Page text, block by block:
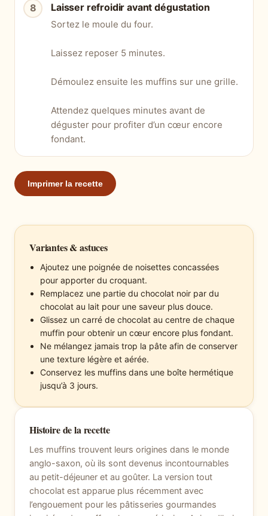
Laisser refroidir avant dégustation
Sortez le moule du four.
Laissez reposer 5 minutes.
Démoulez ensuite les muffins sur une grille.
Attendez quelques minutes avant de
déguster pour profiter d’un cœur encore
fondant.
Imprimer la recette
Variantes & astuces
Ajoutez une poignée de noisettes concassées
pour apporter du croquant.
Remplacez une partie du chocolat noir par du
chocolat au lait pour une saveur plus douce.
Glissez un carré de chocolat au centre de chaque
muffin pour obtenir un cœur encore plus fondant.
Ne mélangez jamais trop la pâte afin de conserver
une texture légère et aérée.
Conservez les muffins dans une boîte hermétique
jusqu’à 3 jours.
Histoire de la recette
Les muffins trouvent leurs origines dans le monde
anglo-saxon, où ils sont devenus incontournables
au petit-déjeuner et au goûter. La version tout
chocolat est apparue plus récemment avec
l’engouement pour les pâtisseries gourmandes